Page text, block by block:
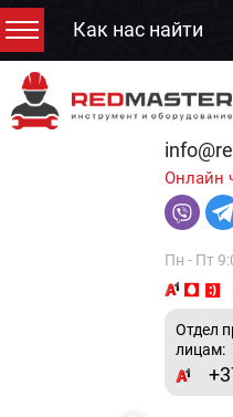
Как нас найти
Онлайн
Пн - Пт
Отдел
лицам: